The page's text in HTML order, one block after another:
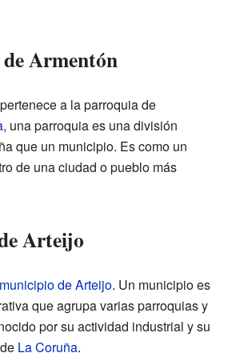
Armentón
a la parroquia de
, una parroquia es una división
que un municipio. Es como un
de una ciudad o pueblo más
Arteijo
municipio de Arteijo. Un municipio es
que agrupa varias parroquias y
por su actividad industrial y su
La Coruña.